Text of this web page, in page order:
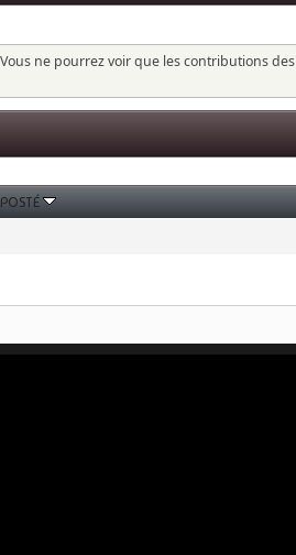
ne pourrez voir que les contributions des
POSTÉ